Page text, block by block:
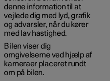
denne information til at
vejlede dig med lyd, grafik
og advarsler, når du kører
med lav hastighed.
Bilen viser dig
omgivelserne ved hjælp af
kameraer placeret rundt
om på bilen.